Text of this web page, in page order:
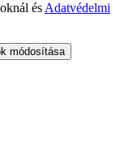
és Adatvédelmi
módosítása